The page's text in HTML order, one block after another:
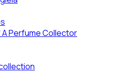
A Perfume Collector